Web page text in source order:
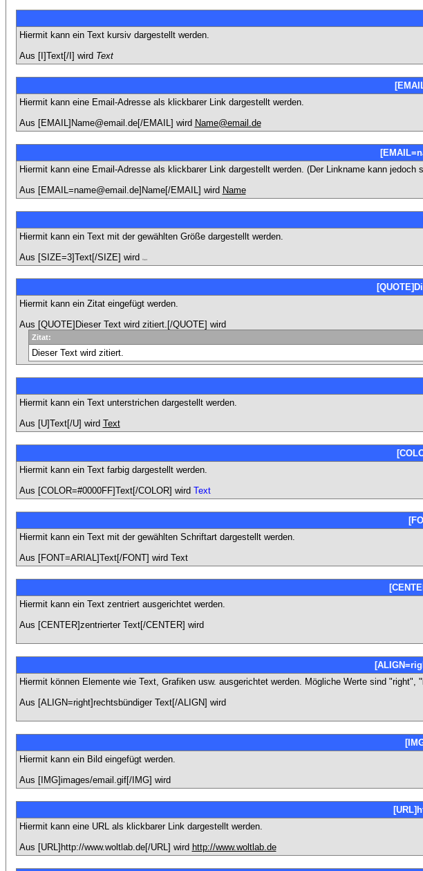
Hiermit kann ein Text kursiv dargestellt werden.
Aus [I]Text[/I] wird Text
Hiermit kann eine Email-Adresse als klickbarer Link dargestellt werden.
Aus [EMAIL]Name@email.de[/EMAIL] wird Name@email.de
Hiermit kann eine Email-Adresse als klickbarer Link dargestellt werden. (Der Linkname kann jedoch
Aus [EMAIL=name@email.de]Name[/EMAIL] wird Name
Hiermit kann ein Text mit der gewählten Größe dargestellt werden.
Aus [SIZE=3]Text[/SIZE] wird
Text
Hiermit kann ein Zitat eingefügt werden.
Aus [QUOTE]Dieser Text wird zitiert.[/QUOTE] wird
Zitat:
Dieser Text wird zitiert.
Hiermit kann ein Text unterstrichen dargestellt werden.
Aus [U]Text[/U] wird Text
Hiermit kann ein Text farbig dargestellt werden.
Aus [COLOR=#0000FF]Text[/COLOR] wird Text
Hiermit kann ein Text mit der gewählten Schriftart dargestellt werden.
Aus [FONT=ARIAL]Text[/FONT] wird Text
Hiermit kann ein Text zentriert ausgerichtet werden.
Aus [CENTER]zentrierter Text[/CENTER] wird
Hiermit können Elemente wie Text, Grafiken usw. ausgerichtet werden. Mögliche Werte sind
Aus [ALIGN=right]rechtsbündiger Text[/ALIGN] wird
Hiermit kann ein Bild eingefügt werden.
Aus [IMG]images/email.gif[/IMG] wird
Hiermit kann eine URL als klickbarer Link dargestellt werden.
Aus [URL]http://www.woltlab.de[/URL] wird http://www.woltlab.de